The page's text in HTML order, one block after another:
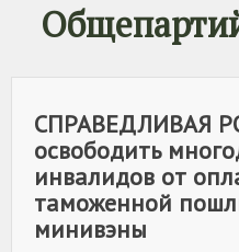
СПРАВЕДЛИВАЯ
освободить
инвалидов от
таможенной
минивэны